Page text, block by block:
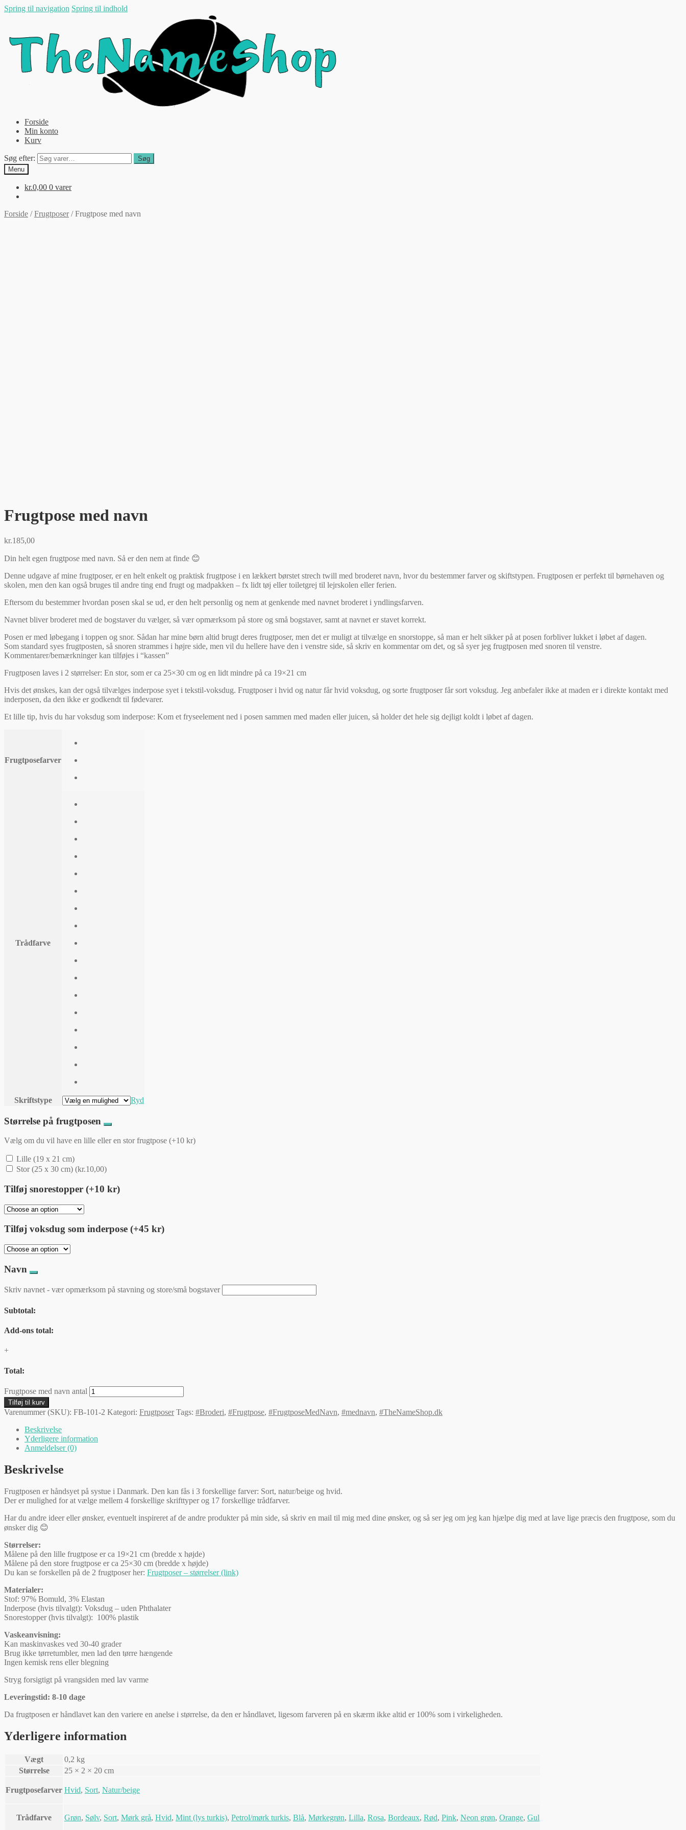
Spring til navigation Spring til indhold
Forside
Min konto
Kurv
Søg efter:
Søg
Menu
kr.0,00 0 varer
Forside /Frugtposer/Frugtpose med navn
Frugtpose med navn
kr.185,00
Din helt egen frugtpose med navn. Så er den nem at finde 😊
Denne udgave af mine frugtposer, er en helt enkelt og praktisk frugtpose i en lækkert børstet strech twill med broderet navn, hvor du bestemmer farver og skiftstypen. Frugtposen er perfekt til børnehaven og
skolen, men den kan også bruges til andre ting end frugt og madpakken – fx lidt tøj eller toiletgrej til lejrskolen eller ferien.
Eftersom du bestemmer hvordan posen skal se ud, er den helt personlig og nem at genkende med navnet broderet i yndlingsfarven.
Navnet bliver broderet med de bogstaver du vælger, så vær opmærksom på store og små bogstaver, samt at navnet er stavet korrekt.
Posen er med løbegang i toppen og snor. Sådan har mine børn altid brugt deres frugtposer, men det er muligt at tilvælge en snorstoppe, så man er helt sikker på at posen forbliver lukket i løbet af dagen.
Som standard syes frugtposten, så snoren strammes i højre side, men vil du hellere have den i venstre side, så skriv en kommentar om det, og så syer jeg frugtposen med snoren til venstre.
Kommentarer/bemærkninger kan tilføjes i “kassen”
Frugtposen laves i 2 størrelser: En stor, som er ca 25×30 cm og en lidt mindre på ca 19×21 cm
Hvis det ønskes, kan der også tilvælges inderpose syet i tekstil-voksdug. Frugtposer i hvid og natur får hvid voksdug, og sorte frugtposer får sort voksdug. Jeg anbefaler ikke at maden er i direkte kontakt med
inderposen, da den ikke er godkendt til fødevarer.
Et lille tip, hvis du har voksdug som inderpose: Kom et fryseelement ned i posen sammen med maden eller juicen, så holder det hele sig dejligt koldt i løbet af dagen.
Frugtposefarver
Trådfarve
Skriftstype Ryd
Størrelse på frugtposen
Vælg om du vil have en lille eller en stor frugtpose (+10 kr)
Lille (19 x 21 cm)
Stor (25 x 30 cm) (kr.10,00)
Tilføj snorestopper (+10 kr)
Tilføj voksdug som inderpose (+45 kr)
Navn
Skriv navnet - vær opmærksom på stavning og store/små bogstaver
Subtotal:
Add-ons total:
+
Total:
Frugtpose med navn antal
Tilføj til kurv
Varenummer (SKU): FB-101-2 Kategori: Frugtposer Tags: #Broderi, #Frugtpose, #FrugtposeMedNavn, #mednavn, #TheNameShop.dk
Beskrivelse
Yderligere information
Anmeldelser (0)
Beskrivelse
Frugtposen er håndsyet på systue i Danmark. Den kan fås i 3 forskellige farver: Sort, natur/beige og hvid.
Der er mulighed for at vælge mellem 4 forskellige skrifttyper og 17 forskellige trådfarver.
Har du andre ideer eller ønsker, eventuelt inspireret af de andre produkter på min side, så skriv en mail til mig med dine ønsker, og så ser jeg om jeg kan hjælpe dig med at lave lige præcis den frugtpose, som du
ønsker dig 😊
Størrelser:
Målene på den lille frugtpose er ca 19×21 cm (bredde x højde)
Målene på den store frugtpose er ca 25×30 cm (bredde x højde)
Du kan se forskellen på de 2 frugtposer her: Frugtposer – størrelser (link)
Materialer:
Stof: 97% Bomuld, 3% Elastan
Inderpose (hvis tilvalgt): Voksdug – uden Phthalater
Snorestopper (hvis tilvalgt): 100% plastik
Vaskeanvisning:
Kan maskinvaskes ved 30-40 grader
Brug ikke tørretumbler, men lad den tørre hængende
Ingen kemisk rens eller blegning
Stryg forsigtigt på vrangsiden med lav varme
Leveringstid: 8-10 dage
Da frugtposen er håndlavet kan den variere en anelse i størrelse, da den er håndlavet, ligesom farveren på en skærm ikke altid er 100% som i virkeligheden.
Yderligere information
Vægt
0,2 kg
Størrelse
25 × 2 × 20 cm
Frugtposefarver Hvid, Sort, Natur/beige
Trådfarve Grøn, Sølv, Sort, Mørk grå, Hvid, Mint (lys turkis), Petrol/mørk turkis, Blå, Mørkegrøn, Lilla, Rosa, Bordeaux, Rød, Pink, Neon grøn, Orange, Gul